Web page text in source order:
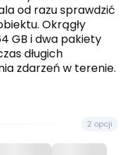
od razu sprawdzić
Okrągły
GB i dwa pakiety
długich
zdarzeń w terenie.
2 opcji